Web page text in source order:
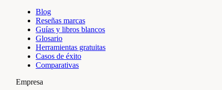
Blog
Reseñas marcas
Guías y libros blancos
Glosario
Herramientas gratuitas
Casos de éxito
Comparativas
Empresa